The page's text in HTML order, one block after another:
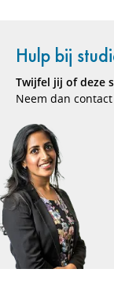
Hulp bij
Twijfel jij of deze
Neem dan